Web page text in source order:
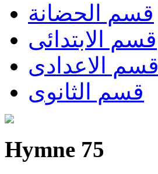
قسم الحضانة
قسم الابتدائى
قسم الاعدادى
قسم الثانوى
Hymne 75